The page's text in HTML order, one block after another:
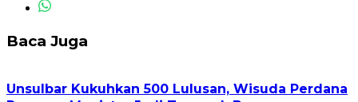
Baca Juga
Unsulbar Kukuhkan 500 Lulusan, Wisuda Perdana